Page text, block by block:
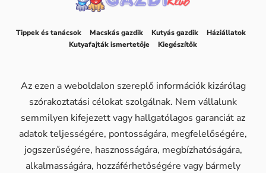
Tippek és tanácsok Macskás gazdik Kutyás gazdik
Háziállatok
Kutyafajták ismertetője
Kiegészítők
Az ezen a weboldalon szereplő információk kizárólag
szórakoztatási célokat szolgálnak. Nem vállalunk
semmilyen kifejezett vagy hallgatólagos garanciát az
adatok teljességére, pontosságára, megfelelőségére,
jogszerűségére, hasznosságára, megbízhatóságára,
alkalmasságára, hozzáférhetőségére vagy bármely